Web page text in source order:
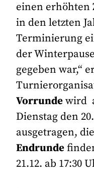
einen erhöhten
in den letzten
Terminierung
der
gegeben war,“
Vorrundewird
Dienstag den
ausgetragen,
Endrunde
21.12. ab 17:30